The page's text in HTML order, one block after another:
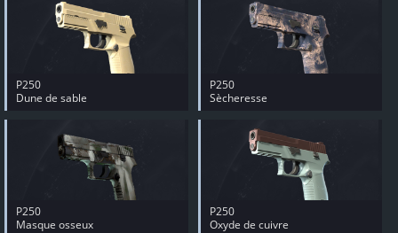
P250
Dune de sable
P250
Sècheresse
P250
Masque osseux
P250
Oxyde de cuivre